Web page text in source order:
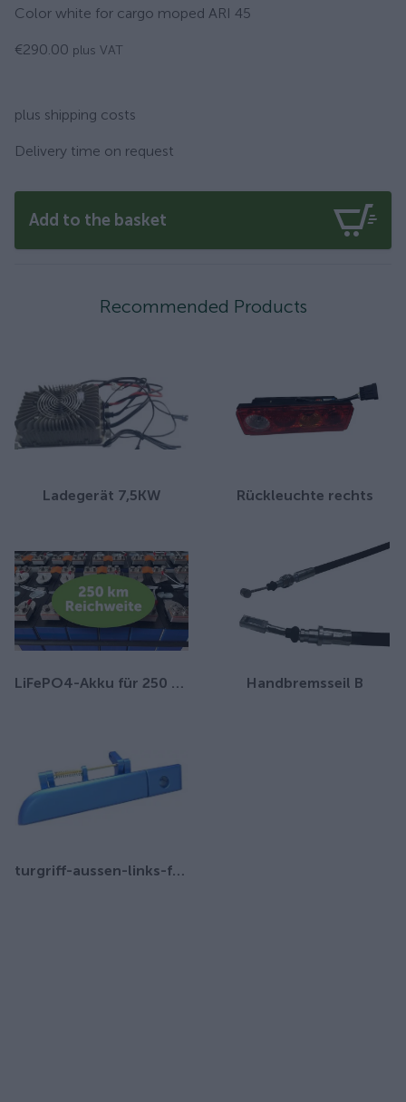
Color white for cargo moped ARI 45
€290.00 plus VAT
plus shipping costs
Delivery time on request
Add to the basket
Recommended Products
Ladegerät 7,5KW Rückleuchte rechts
LiFePO4-Akku für 250 km Reichweite Handbremsseil B
turgriff-aussen-links-fur-ari-458-ari-802-ari-452-ari-252